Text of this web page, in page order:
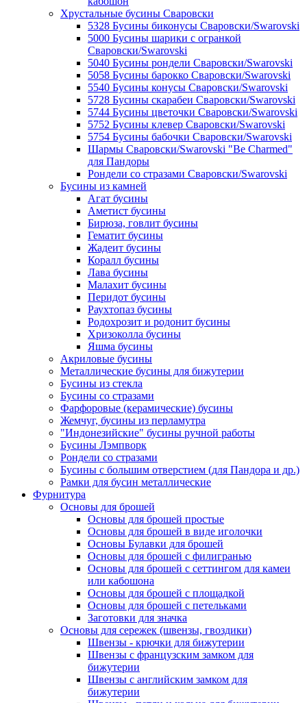
Хрустальные бусины Сваровски
5328 Бусины биконусы Сваровски/Swarovski
5000 Бусины шарики с огранкой
Сваровски/Swarovski
5040 Бусины рондели Сваровски/Swarovski
5058 Бусины барокко Сваровски/Swarovski
5540 Бусины конусы Сваровски/Swarovski
5728 Бусины скарабеи Сваровски/Swarovski
5744 Бусины цветочки Сваровски/Swarovski
5752 Бусины клевер Сваровски/Swarovski
5754 Бусины бабочки Сваровски/Swarovski
Шармы Сваровски/Swarovski "Be Charmed"
для Пандоры
Рондели со стразами Сваровски/Swarovski
Бусины из камней
Агат бусины
Аметист бусины
Бирюза, говлит бусины
Гематит бусины
Жадеит бусины
Коралл бусины
Лава бусины
Малахит бусины
Перидот бусины
Раухтопаз бусины
Родохрозит и родонит бусины
Хризоколла бусины
Яшма бусины
Акриловые бусины
Металлические бусины для бижутерии
Бусины из стекла
Бусины со стразами
Фарфоровые (керамические) бусины
Жемчуг, бусины из перламутра
"Индонезийские" бусины ручной работы
Бусины Лэмпворк
Рондели со стразами
Бусины с большим отверстием (для Пандора и др.)
Рамки для бусин металлические
Фурнитура
Основы для брошей
Основы для брошей простые
Основы для брошей в виде иголочки
Основы Булавки для брошей
Основы для брошей с филигранью
Основы для брошей с сеттингом для камеи
или кабошона
Основы для брошей с площадкой
Основы для брошей с петельками
Заготовки для значка
Основы для сережек (швензы, гвоздики)
Швензы - крючки для бижутерии
Швензы с французским замком для
бижутерии
Швензы с английским замком для
бижутерии